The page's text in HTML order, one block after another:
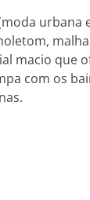
macio que
com os